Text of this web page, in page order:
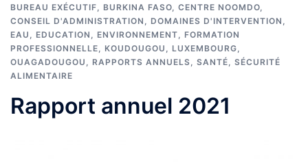
BUREAU EXÉCUTIF, BURKINA FASO, CENTRE NOOMDO,
CONSEIL D'ADMINISTRATION , DOMAINES D'INTERVENTION ,
EAU , EDUCATION , ENVIRONNEMENT, FORMATION
PROFESSIONNELLE, KOUDOUGOU , LUXEMBOURG,
OUAGADOUGOU , RAPPORTS ANNUELS, SANTÉ, SÉCURITÉ
ALIMENTAIRE
Rapport annuel 2021